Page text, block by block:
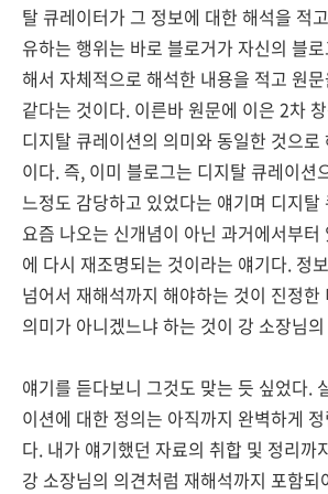
탈 큐레이터가 그 정보에 대한 해석을 적
유하는 행위는 바로 블로거가 자신의 블
해서 자체적으로 해석한 내용을 적고 원
같다는 것이다. 이른바 원문에 이은 2차
디지탈 큐레이션의 의미와 동일한 것으로
이다. 즉, 이미 블로그는 디지탈 큐레이션
느정도 감당하고 있었다는 얘기며 디지탈
요즘 나오는 신개념이 아닌 과거에서부터
에 다시 재조명되는 것이라는 얘기다. 정
넘어서 재해석까지 해야하는 것이 진정한
의미가 아니겠느냐 하는 것이 강 소장님
얘기를 듣다보니 그것도 맞는 듯 싶었다.
이션에 대한 정의는 아직까지 완벽하게
다. 내가 얘기했던 자료의 취합 및 정리까
강 소장님의 의견처럼 재해석까지 포함되